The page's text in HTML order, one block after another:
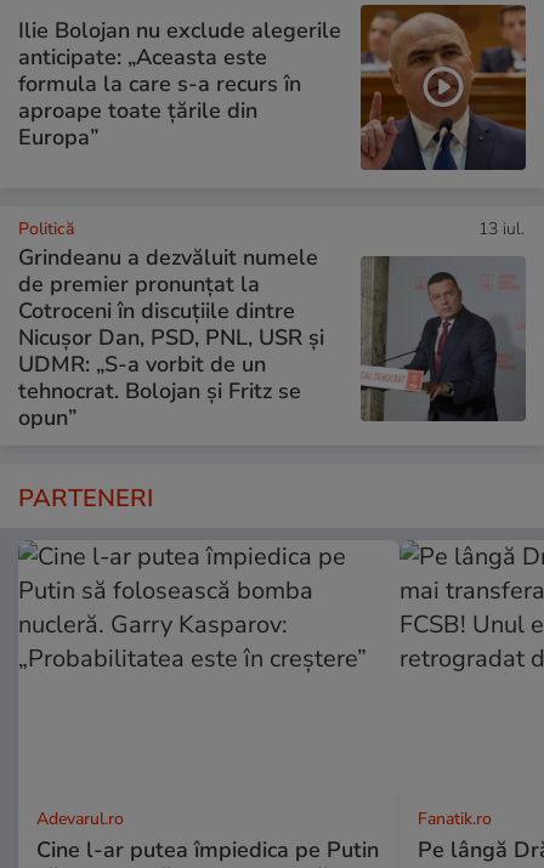
Ilie Bolojan nu exclude alegerile
anticipate: „Aceasta este
formula la care s-a recurs în
aproape toate ţările din
Europa”
Politică 13 iul.
Grindeanu a dezvăluit numele
de premier pronunțat la
Cotroceni în discuțiile dintre
Nicușor Dan, PSD, PNL, USR și
UDMR: „S-a vorbit de un
tehnocrat. Bolojan și Fritz se
opun”
PARTENERI
Adevarul.ro
Cine l-ar putea împiedica pe Putin
Fanatik.ro
Pe lângă